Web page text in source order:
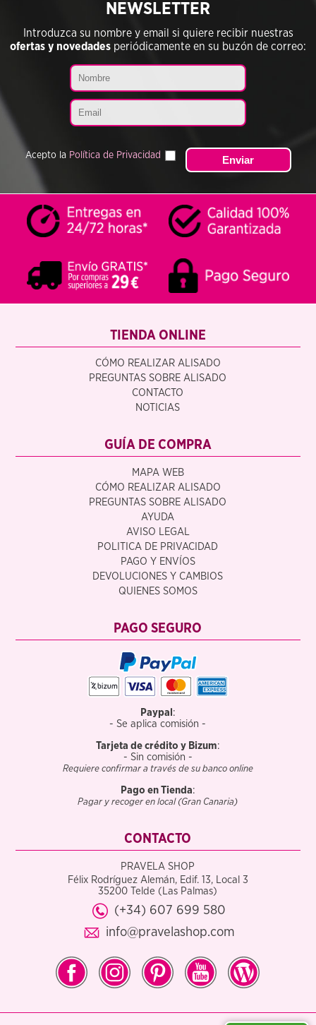
NEWSLETTER
Introduzca su nombre y email si quiere recibir nuestras
ofertas y novedades periódicamente en su buzón de correo:
Acepto la Política de Privacidad
TIENDA ONLINE
CÓMO REALIZAR ALISADO
PREGUNTAS SOBRE ALISADO
CONTACTO
NOTICIAS
GUÍA DE COMPRA
MAPA WEB
CÓMO REALIZAR ALISADO
PREGUNTAS SOBRE ALISADO
AYUDA
AVISO LEGAL
POLITICA DE PRIVACIDAD
PAGO Y ENVÍOS
DEVOLUCIONES Y CAMBIOS
QUIENES SOMOS
PAGO SEGURO
Paypal :
- Se aplica comisión -
Tarjeta de crédito y Bizum:
- Sin comisión -
Requiere confirmar a través de su banco online
Pago en Tienda:
Pagar y recoger en local (Gran Canaria)
CONTACTO
PRAVELA SHOP
Félix Rodríguez Alemán, Edif. 13, Local 3
35200 Telde (Las Palmas)
(+34) 607 699 580
info@pravelashop.com